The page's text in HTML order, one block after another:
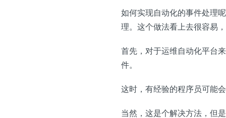
如何实现自动化的事件处理
理。这个做法看上去很容易
首先，对于运维自动化平台
件。
这时，有经验的程序员可能
当然，这是个解决方法，但